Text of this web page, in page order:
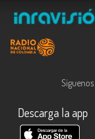
Síguenos
Descarga la app